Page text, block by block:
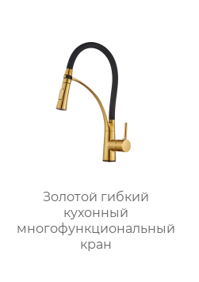
Золотой гибкий
кухонный
многофункциональный
кран